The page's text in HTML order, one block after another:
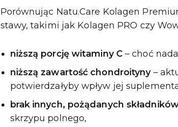
Porównując Natu.Care Kolagen
stawy, takimi jak Kolagen PRO czy
niższą porcję witaminy C– choć
niższą zawartość chondroityny –
potwierdzałyby wpływ jej
brak innych, pożądanych
skrzypu polnego,